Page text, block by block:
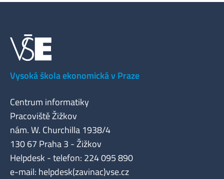
Vysoká škola ekonomická v Praze
Centrum informatiky
Pracoviště Žižkov
nám. W. Churchilla 1938/4
130 67 Praha 3 - Žižkov
Helpdesk - telefon: 224 095 890
e-mail: helpdesk(zavinac)vse.cz